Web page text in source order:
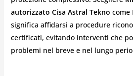
autorizzato Cisa Astral Tekno come
significa affidarsi a procedure
certificati, evitando interventi che
problemi nel breve e nel lungo